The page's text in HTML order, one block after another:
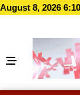
August 8, 2026